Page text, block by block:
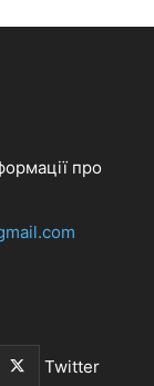
про
Twitter